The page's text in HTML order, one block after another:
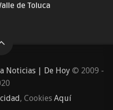
de Toluca
Noticias | De Hoy © 2009 -
, Cookies Aquí